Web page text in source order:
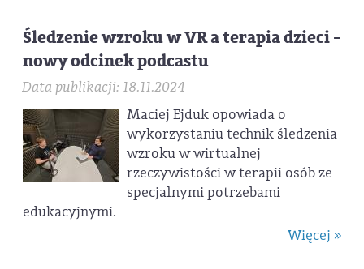
Śledzenie wzroku w VR a terapia dzieci -
nowy odcinek podcastu
Data publikacji: 18.11.2024
Maciej Ejduk opowiada o
wykorzystaniu technik śledzenia
wzroku w wirtualnej
rzeczywistości w terapii osób ze
specjalnymi potrzebami
edukacyjnymi.
Więcej »